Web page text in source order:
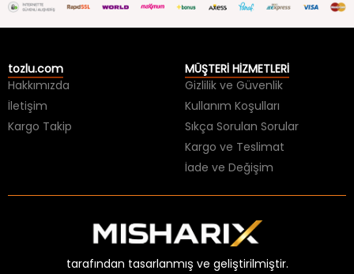
tozlu.com
Hakkımızda
İletişim
Kargo Takip
MÜŞTERİ HİZMETLERİ
Gizlilik ve Güvenlik
Kullanım Koşulları
Sıkça Sorulan Sorular
Kargo ve Teslimat
İade ve Değişim
tarafından tasarlanmış ve geliştirilmiştir.